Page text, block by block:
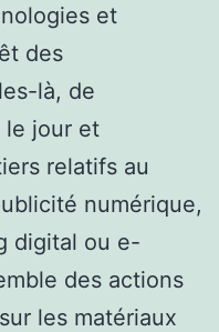
et
des
là, de
le jour et
relatifs au
numérique,
digital ou e-
des actions
les matériaux